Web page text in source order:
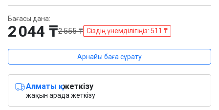
Бағасы дана:
2 044 ₸2 555 ₸ Сіздің үнемділігіңіз: 511 ₸
Арнайы баға сұрату
Алматы қ.жеткізу
жақын арада жеткізу